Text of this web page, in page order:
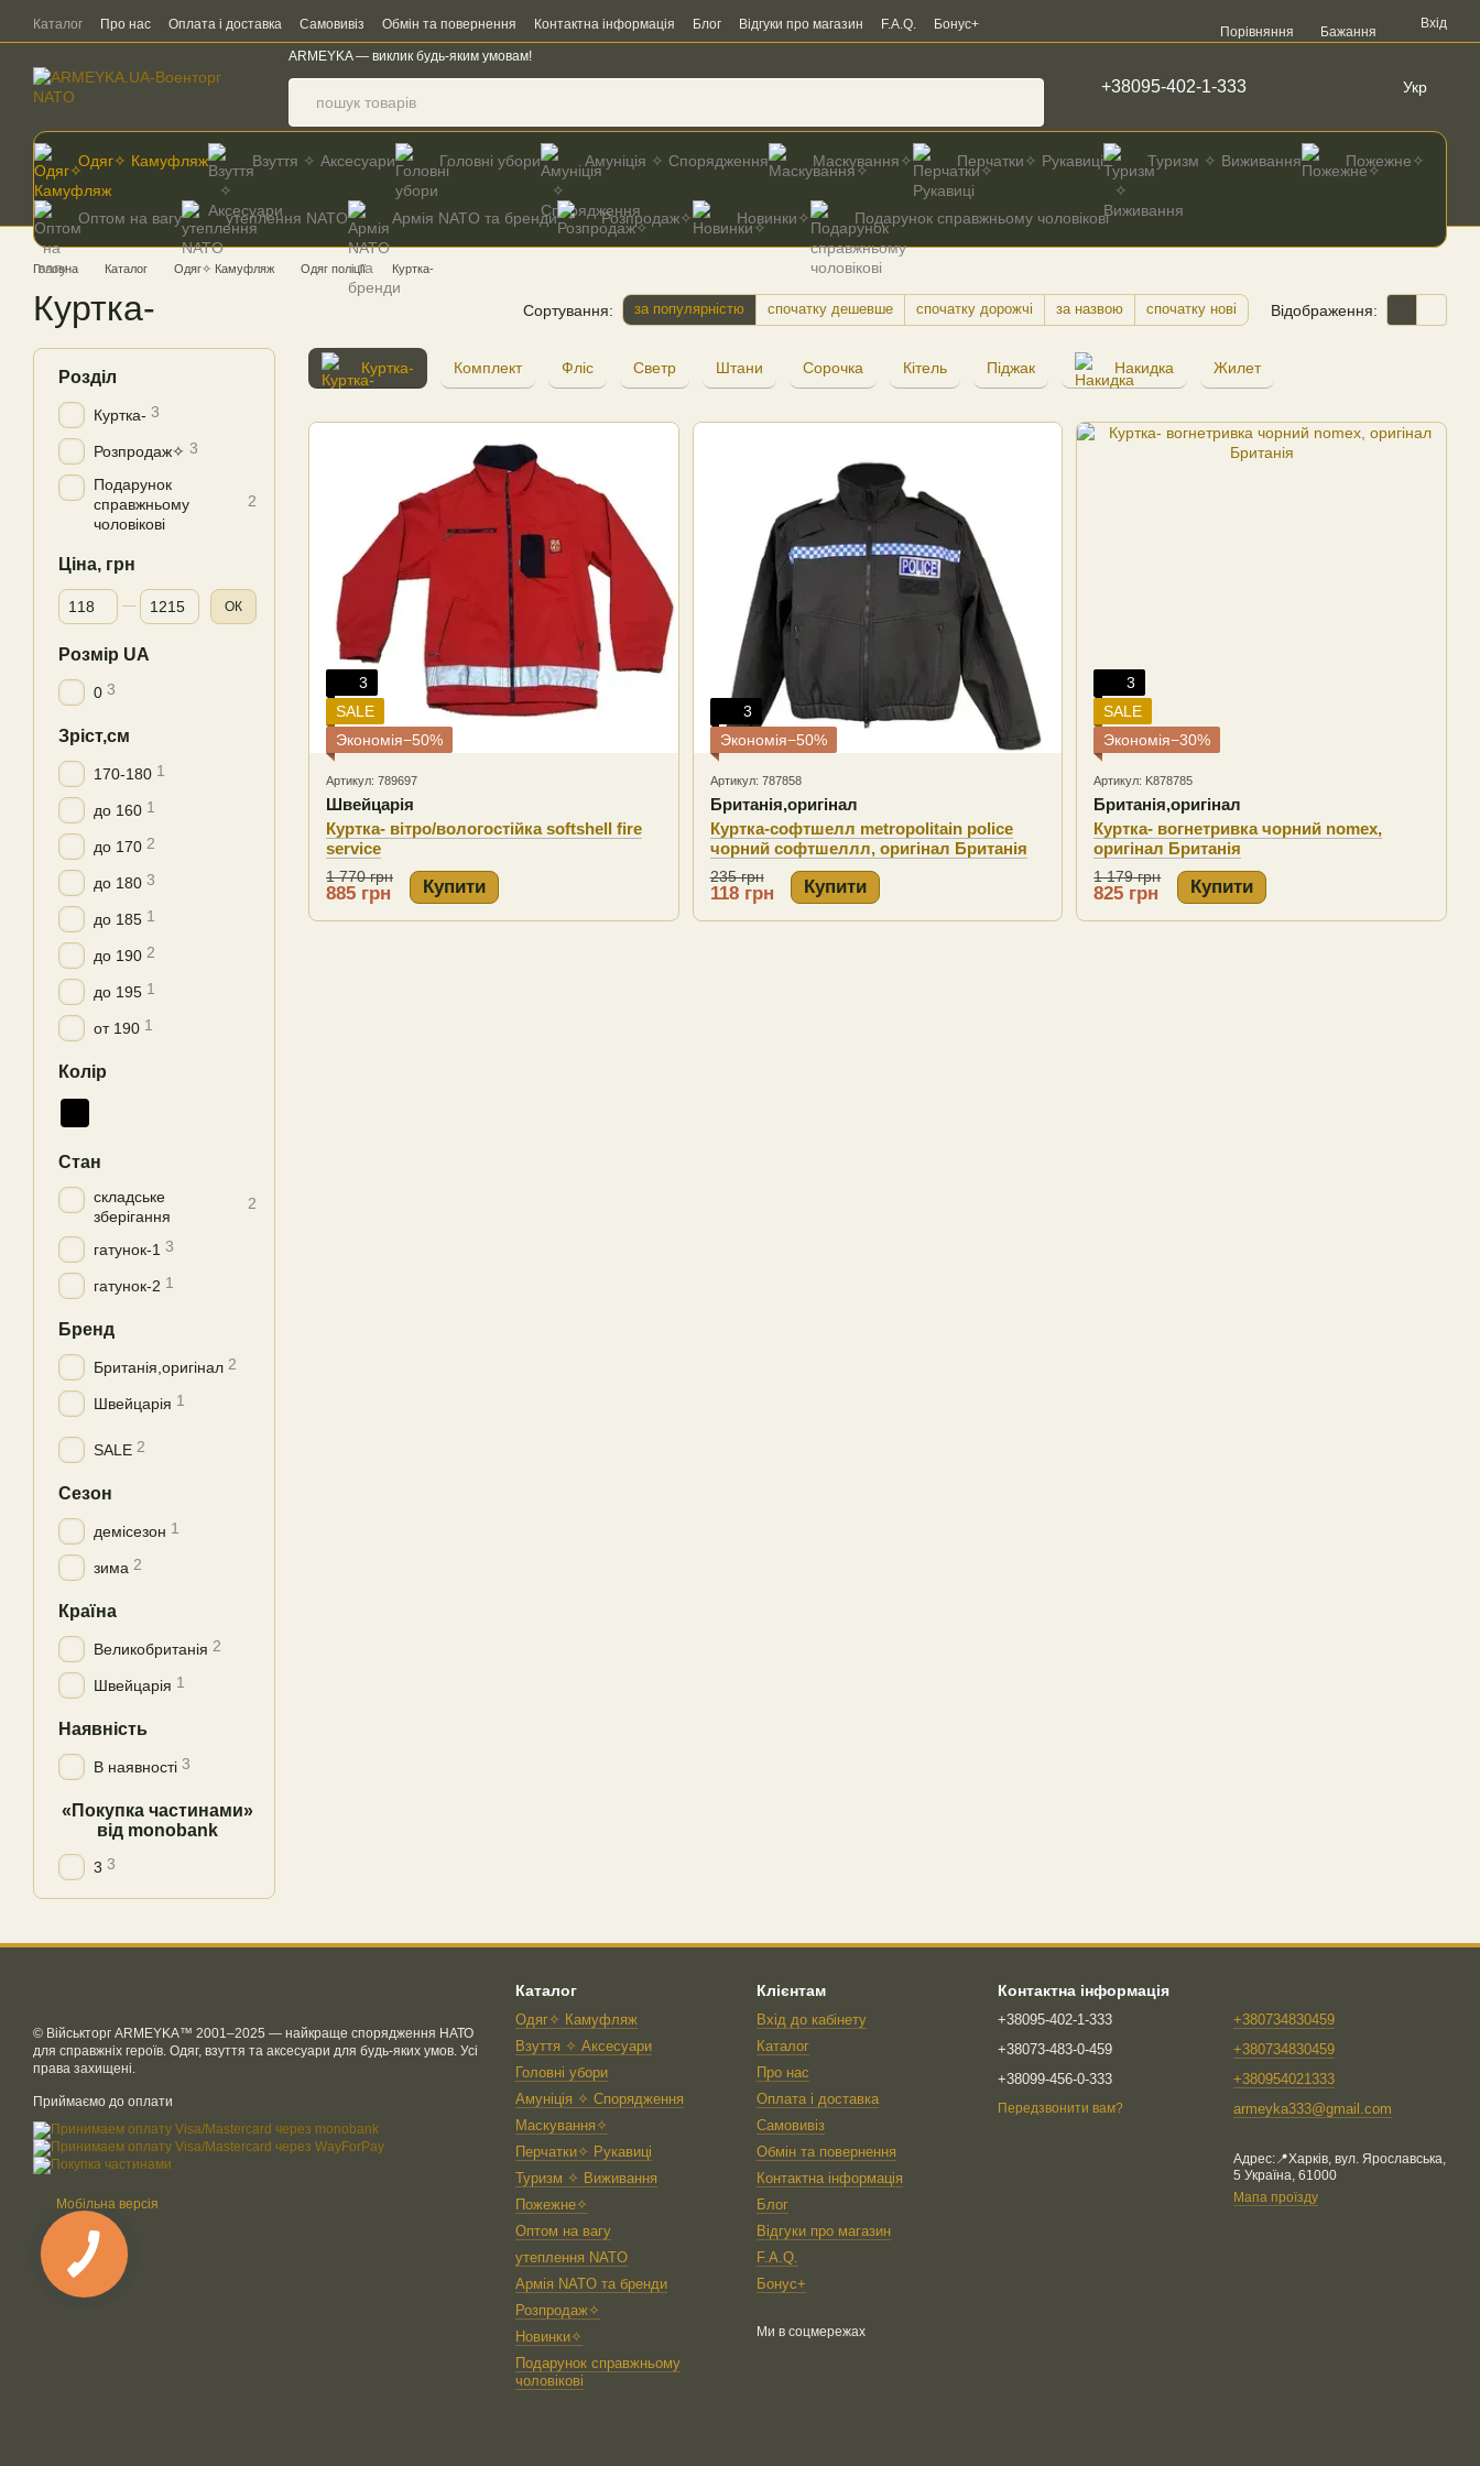
Перейти до основного контенту
Каталог Про нас Оплата і доставка Самовивіз Обмін та повернення Контактна інформація Блог Відгуки про магазин F.A.Q. Бонус+ Порівняння Бажання
Вхід
ARMEYKA — виклик будь-яким умовам!
+38095-402-1-333 Укр
Одяг✧ Камуфляж Взуття ✧ Аксесуари Головні убори Амуніція ✧ Спорядження Маскування✧ Перчатки✧ Рукавиці Туризм ✧ Виживання Пожежне✧
Оптом на вагу утеплення NATO Армія NATO та бренди Розпродаж✧ Новинки✧ Подарунок справжньому чоловікові
Головна Каталог Одяг✧ Камуфляж Одяг поліції Куртка-
Куртка- Сортування: за популярністю спочатку дешевше спочатку дорожчі за назвою спочатку нові Відображення:
Куртка- Комплект Фліс Светр Штани Сорочка Кітель Піджак Накидка Жилет
3
SALE
Экономія−50%
Артикул: 789697
Швейцарія
Куртка- вітро/вологостійка softshell fire
service
1 770 грн
885 грн Купити
3
Экономія−50%
Артикул: 787858
Британія,оригінал
Куртка-софтшелл metropolitain police
чорний софтшеллл, оригінал Британія
235 грн
118 грн Купити
3
SALE
Экономія−30%
Артикул: K878785
Британія,оригінал
Куртка- вогнетривка чорний nomex,
оригінал Британія
1 179 грн
825 грн Купити
Розділ
Куртка- 3
Розпродаж✧ 3
Подарунок
справжньому
чоловікові
2
Ціна, грн
Від Ціна, грн
До Ціна, грн ОК
Розмір UA
0 3
Зріст,см
170-180 1
до 160 1
до 170 2
до 180 3
до 185 1
до 190 2
до 195 1
от 190 1
Колір
Стан
складське
зберігання
2
гатунок-1 3
гатунок-2 1
Бренд
Британія,оригінал 2
Швейцарія 1
SALE 2
Сезон
демісезон 1
зима 2
Країна
Великобританія 2
Швейцарія 1
Наявність
В наявності 3
«Покупка частинами»
від monobank
3 3
© Військторг ARMEYKA™ 2001–2025 — найкраще спорядження НАТО
для справжніх героїв. Одяг, взуття та аксесуари для будь-яких умов. Усі
права захищені.
Приймаємо до оплати
Мобільна версія
Каталог
Одяг✧ Камуфляж
Взуття ✧ Аксесуари
Головні убори
Амуніція ✧ Спорядження
Маскування✧
Перчатки✧ Рукавиці
Туризм ✧ Виживання
Пожежне✧
Оптом на вагу
утеплення NATO
Армія NATO та бренди
Розпродаж✧
Новинки✧
Подарунок справжньому
чоловікові
Клієнтам
Вхід до кабінету
Каталог
Про нас
Оплата і доставка
Самовивіз
Обмін та повернення
Контактна інформація
Блог
Відгуки про магазин
F.A.Q.
Бонус+
Ми в соцмережах
Контактна інформація
+38095-402-1-333
+38073-483-0-459
+38099-456-0-333
Передзвонити вам?
+380734830459
+380734830459
+380954021333
armeyka333@gmail.com
Адрес:📍Харків, вул. Ярославська,
5 Україна, 61000
Мапа проїзду